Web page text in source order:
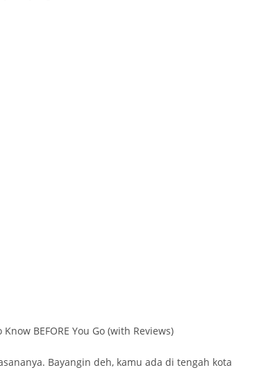
Bayangin deh, kamu ada di tengah kota